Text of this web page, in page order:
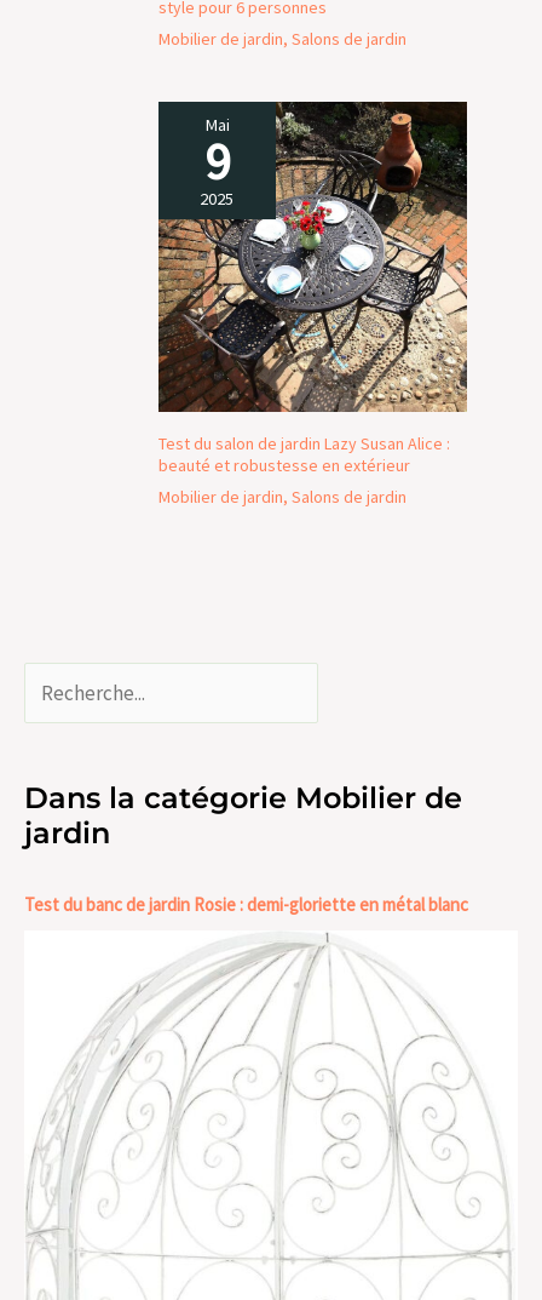
style pour 6 personnes
Mobilier de jardin, Salons de jardin
Mai
9
2025
Test du salon de jardin Lazy Susan Alice :
beauté et robustesse en extérieur
Mobilier de jardin, Salons de jardin
Dans la catégorie Mobilier de
jardin
Test du banc de jardin Rosie : demi-gloriette en métal blanc